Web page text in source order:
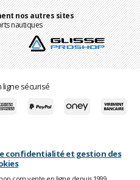
nos autres sites
nautiques
ligne sécurisé
confidentialité et gestion des